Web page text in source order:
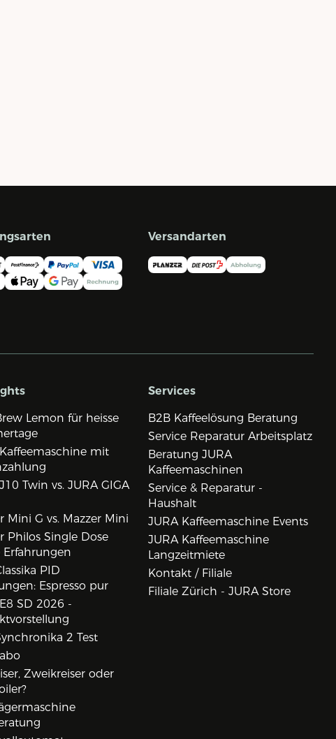
Versandarten
Lemon für heisse
mit
Twin vs. JURA GIGA
Mini G vs. Mazzer Mini
Philos Single Dose
Erfahrungen
PID
Espresso pur
SD 2026 -
2 Test
Zweikreiser oder
Services
B2B Kaffeelösung Beratung
Service Reparatur Arbeitsplatz
Beratung JURA
Kaffeemaschinen
Service & Reparatur -
Haushalt
JURA Kaffeemaschine Events
JURA Kaffeemaschine
Langzeitmiete
Kontakt / Filiale
Filiale Zürich - JURA Store